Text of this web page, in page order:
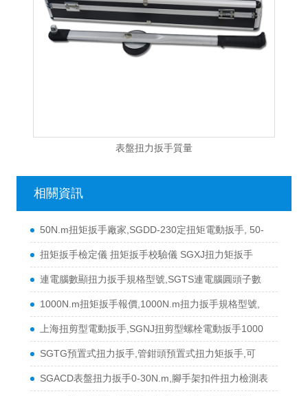
表盤扭力扳手質量
相關資訊
50N.m扭矩扳手廠家,SGDD-230定扭矩電動扳手, 50-
扭矩扳手檢定儀 扭矩扳手校驗儀 SGXJ扭力矩扳手
連電腦數顯扭力扳手規格型號,SGTS連電腦圓頭子數
1000N.m扭矩扳手報價,1000N.m扭力扳手規格型號,
上海扭剪型電動扳手,SGNJ扭剪型螺栓電動扳手1000
SGTG預置式扭力扳手,管鉗頭預置式扭力矩扳手,可
SGACD表盤扭力扳手0-30N.m,腳手架扣件扭力檢測表